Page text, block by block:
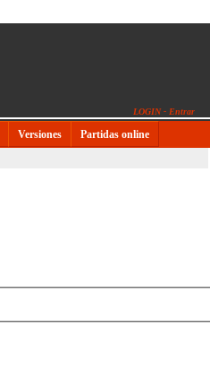
LOGIN - Entrar
Versiones Partidas online